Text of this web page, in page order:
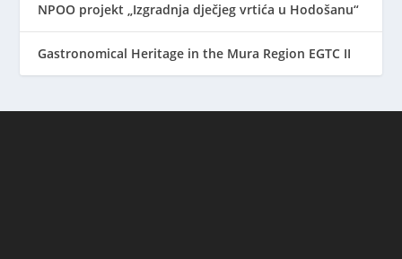
NPOO projekt „Izgradnja dječjeg vrtića u Hodošanu“
Gastronomical Heritage in the Mura Region EGTC II